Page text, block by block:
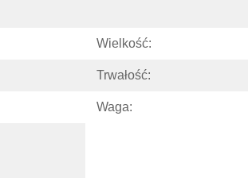
Wielkość:
Trwałość:
Waga: